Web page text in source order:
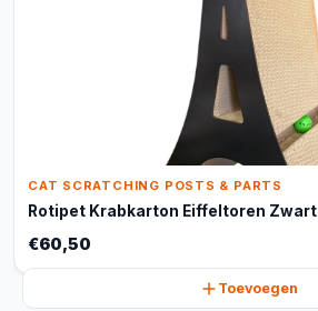
CAT SCRATCHING POSTS & PARTS
Rotipet Krabkarton Eiffeltoren Zwart
€60,50
Toevoegen